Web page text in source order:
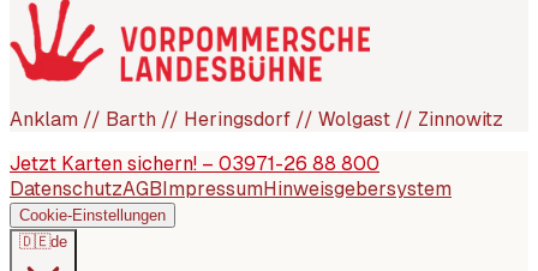
Anklam // Barth // Heringsdorf // Wolgast // Zinnowitz
Jetzt Karten sichern! – 03971-26 88 800
DatenschutzAGB ImpressumHinweisgebersystem
Cookie-Einstellungen
🇩🇪de